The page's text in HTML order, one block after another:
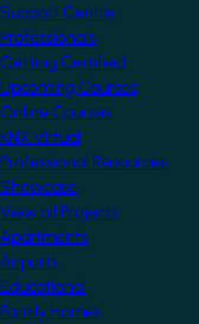
Support Centre
Professionals
Getting Certified
Upcoming Courses
Online Courses
KNX Virtual
Professional Resources
Showcase
View all Projects
Apartments
Airports
Educational
Family Homes